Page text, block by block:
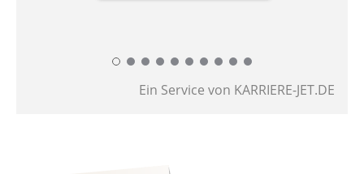
Ein Service von KARRIERE-JET.DE